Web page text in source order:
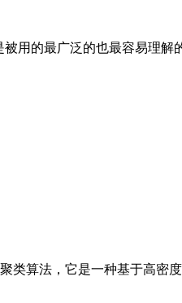
用的最广泛的也最容易理
聚类算法，它是一种基于